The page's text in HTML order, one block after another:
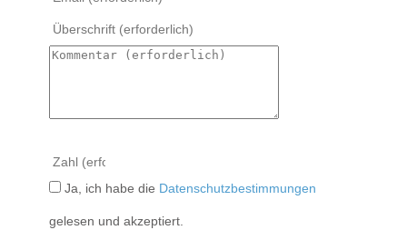
Ja, ich habe die Datenschutzbestimmungen
gelesen und akzeptiert.